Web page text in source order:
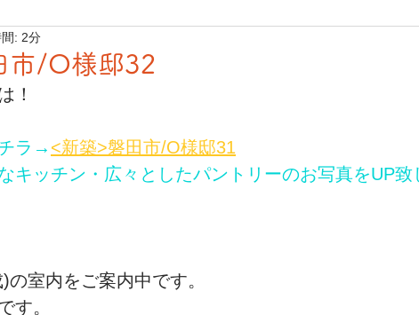
のある家
地よく暮らす家 注文住宅_広々快適！コの字型の家
市/O様邸32
: 2分
！
ラ→ <新築>磐田市/O様邸31
キッチン・広々としたパントリーのお写真をUP致
室内をご案内中です。
す。